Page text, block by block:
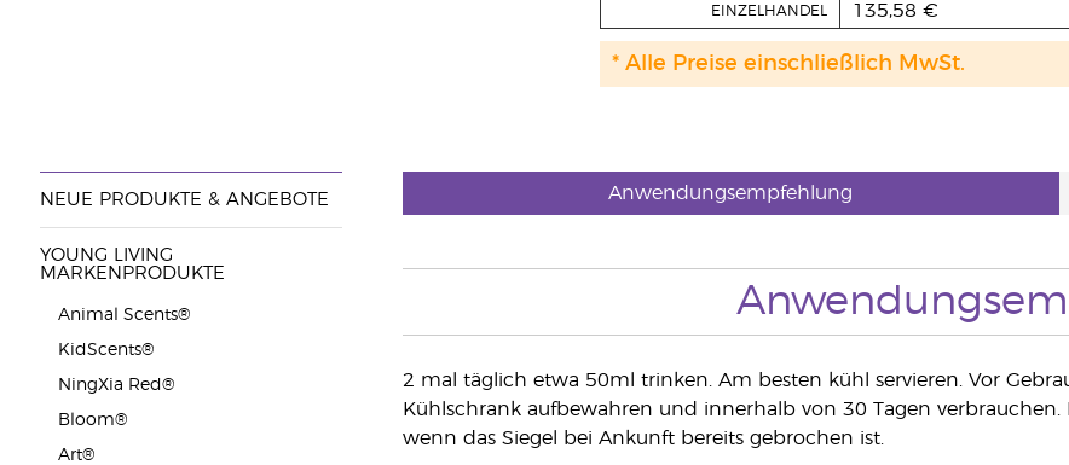
EINZELHANDEL 135,58 €
* Alle Preise einschließlich MwSt.
NEUE PRODUKTE & ANGEBOTE
YOUNG LIVING
MARKENPRODUKTE
Animal Scents®
KidScents®
NingXia Red®
Bloom®
Art®
Anwendungsempfehlung
2 mal täglich etwa 50ml trinken. Am besten kühl servieren. Vor
Kühlschrank aufbewahren und innerhalb von 30 Tagen
wenn das Siegel bei Ankunft bereits gebrochen ist.